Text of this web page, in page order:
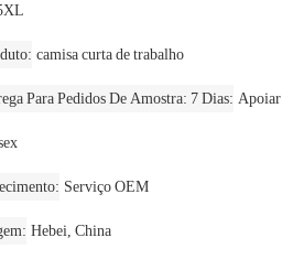
camisa curta de trabalho
Para Pedidos De Amostra: 7 Dias Apoiar
Serviço OEM
Hebei, China